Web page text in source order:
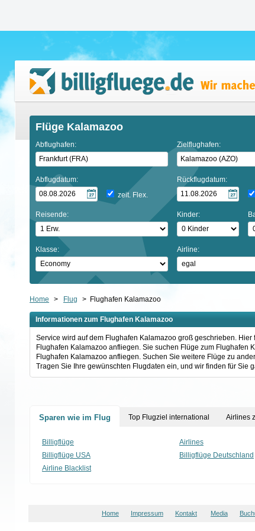
Flüge Kalamazoo
Abflughafen: Zielflughafen:
Abflugdatum:
zeit. Flex.
Rückflugdatum:
Reisende: Kinder:
Klasse: Airline:
Home > Flug > Flughafen Kalamazoo
Informationen zum Flughafen Kalamazoo
Service wird auf dem Flughafen Kalamazoo groß geschrieben.
Flughafen Kalamazoo anfliegen. Sie suchen Flüge zum
Flughafen Kalamazoo anfliegen. Suchen Sie weitere Flüge zu
Tragen Sie Ihre gewünschten Flugdaten ein, und wir finden für Sie
Sparen wie im Flug Top Flugziel international Airlines
Billigflüge Airlines
Billigflüge USA
Billigflüge Deutschland
Airline Blacklist
Home Impressum Kontakt Media